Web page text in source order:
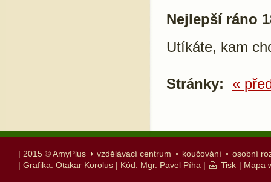
Nejlepší ráno
Utíkáte, kam
Stránky: «
| 2015 © AmyPlus vzdělávací centrum koučování
osobní
| Grafika: Otakar Korolus | Kód: Mgr. Pavel Píha | Tisk | Mapa